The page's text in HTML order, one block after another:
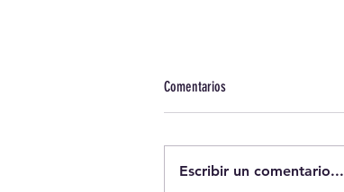
Comentarios
Escribir un comentario...